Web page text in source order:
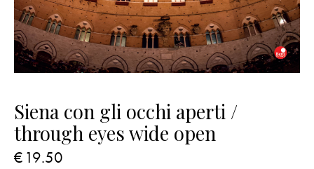
Siena con gli occhi aperti /
through eyes wide open
€ 19.50